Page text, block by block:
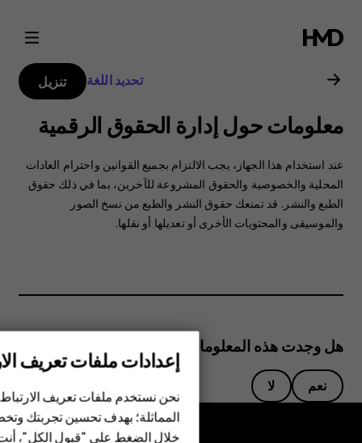
دليل
مستخدم
Nokia
G21
الهواتف الذكية
تحديد اللغة تنزيل
معلومات حول إدارة الحقوق الرقمية
عند استخدام هذا الجهاز، ‏‫يجب الالتزام بجميع القوانين واحترام العادات
المحلية والخصوصية والحقوق المشروعة للآخرين، بما في ذلك حقوق
الطبع والنشر. قد تمنعك حقوق النشر والطبع من نسخ الصور
والموسيقى والمحتويات الأخرى أو تعديلها أو نقلها.
هل وجدت هذه المعلومات مفيدة؟
نعم لا
إعدادات ملفات تعريف
نحن نستخدم ملفات تعريف
المماثلة؛ بهدف تحسين تجربتك
خلال الضغط على "قبول الكل"،